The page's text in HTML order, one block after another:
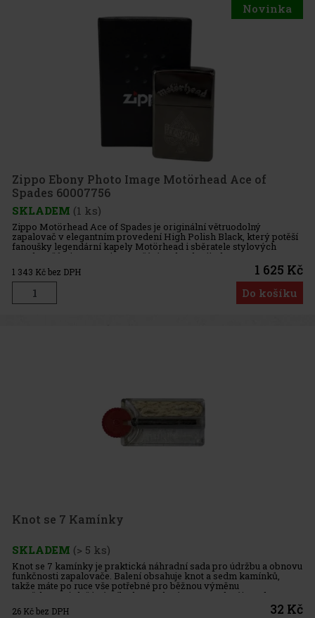
Novinka
Zippo Ebony Photo Image Motörhead Ace of
Spades 60007756
SKLADEM (1 ks)
Zippo Motörhead Ace of Spades je originální větruodolný
zapalovač v elegantním provedení High Polish Black, který potěší
fanoušky legendární kapely Motörhead i sběratele stylových
zapalovačů Zippo. Design využívá technologii Photo Image a v
kouřovém
1 343 Kč bez DPH 1 625 Kč
Do košíku
Knot se 7 Kamínky
SKLADEM (> 5 ks)
Knot se 7 kamínky je praktická náhradní sada pro údržbu a obnovu
funkčnosti zapalovače. Balení obsahuje knot a sedm kamínků,
takže máte po ruce vše potřebné pro běžnou výměnu
opotřebovaných částí. Díky kompaktnímu provedení je sada
snadno skladná a v
26 Kč bez DPH 32 Kč